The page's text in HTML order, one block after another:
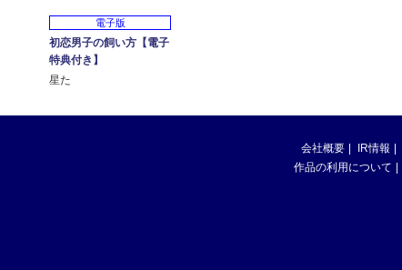
電子版
初恋男子の飼い方【電子
特典付き】
星た
会社概要 IR情報
作品の利用について